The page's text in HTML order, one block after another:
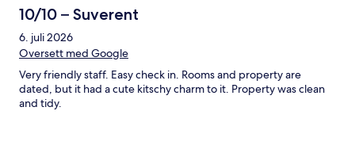
10/10 – Suverent
6. juli 2026
Oversett med Google
Very friendly staff. Easy check in. Rooms and property are
dated, but it had a cute kitschy charm to it. Property was clean
and tidy.